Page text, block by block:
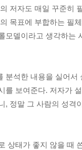
저자도 매일 꾸준히
목표에 부합하는 필
모델이라고 생각하는
분석한 내용을 실어서
를 보여준다. 저자가
, 정말 그 사람의 성격
상태가 좋지 않을 때